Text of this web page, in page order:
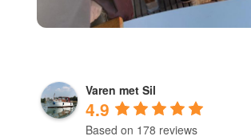
Varen met Sil
4.9
Based on 178 reviews